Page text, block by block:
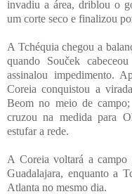
invadiu a área, driblou o
um corte seco e finalizou
A Tchéquia chegou a
quando Souček
assinalou impedimento.
Coreia conquistou a
Beom no meio de
cruzou na medida para
estufar a rede.
A Coreia voltará a
Guadalajara, enquanto a
Atlanta no mesmo dia.